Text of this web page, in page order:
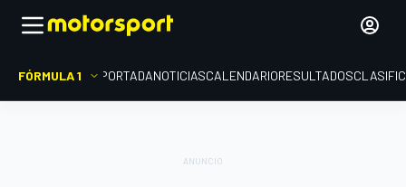
FÓRMULA 1 PORTADANOTICIASCALENDARIORESULTADOS